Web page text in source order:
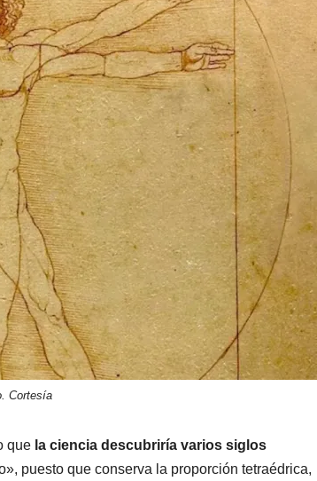
Cortesía
que la ciencia descubriría varios siglos
puesto que conserva la proporción tetraédrica,